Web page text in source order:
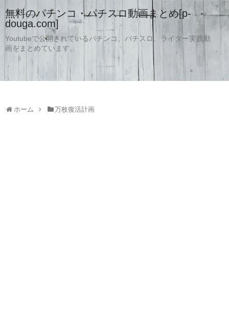
無料のパチンコ・パチスロ動画まとめ[p-
douga.com]
Youtubeで公開されているパチンコ、パチスロ、ライター実践動
画をまとめています。
ホーム 万枚復活計画